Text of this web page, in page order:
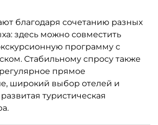
благодаря сочетанию разных
здесь можно совместить
программу с
Стабильному спросу также
прямое
широкий выбор отелей и
туристическая